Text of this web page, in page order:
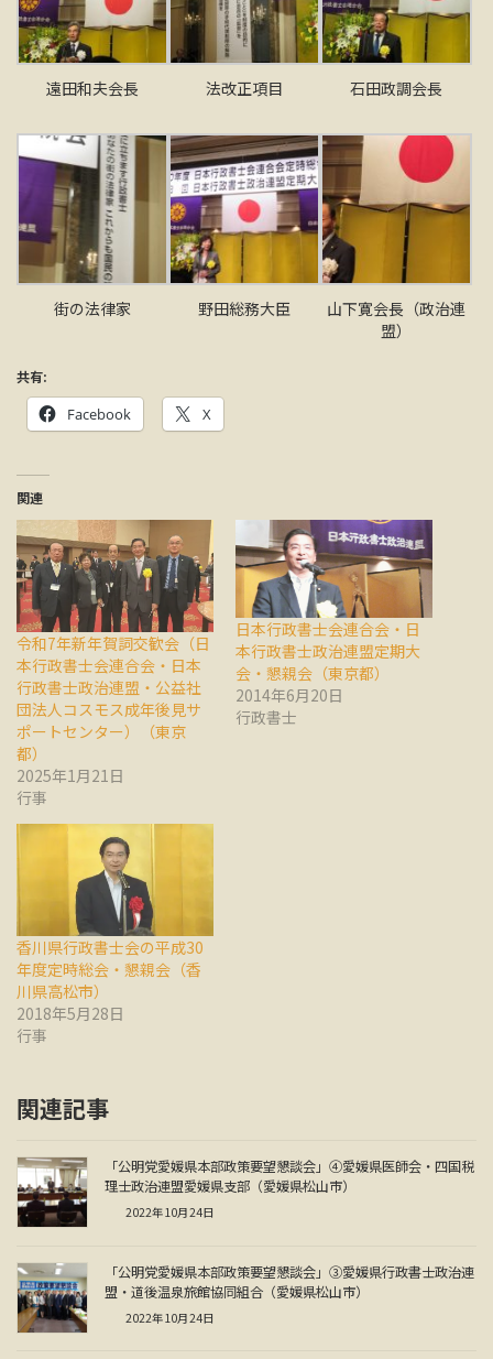
遠田和夫会長 法改正項目 石田政調会長
街の法律家 野田総務大臣
山下寛会長（政治連
盟）
共有:
Facebook X
関連
令和7年新年賀詞交歓会（日
本行政書士会連合会・日本
行政書士政治連盟・公益社
団法人コスモス成年後見サ
ポートセンター）（東京
都）
2025年1月21日
行事
日本行政書士会連合会・日
本行政書士政治連盟定期大
会・懇親会（東京都）
2014年6月20日
行政書士
香川県行政書士会の平成30
年度定時総会・懇親会（香
川県高松市）
2018年5月28日
行事
関連記事
「公明党愛媛県本部政策要望懇談会」④愛媛県医師会・四国税
理士政治連盟愛媛県支部（愛媛県松山市）
2022年10月24日
「公明党愛媛県本部政策要望懇談会」③愛媛県行政書士政治連
盟・道後温泉旅館協同組合（愛媛県松山市）
2022年10月24日